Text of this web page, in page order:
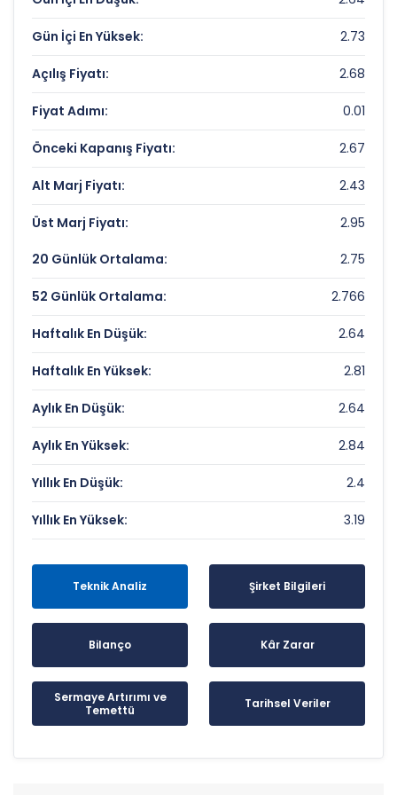
Piyasa Değeri/Defter Değeri (PD/DD):
0.27
AKFEN GMYO Rekorlar ve Önemli
Seviyeler
Bugün Gördüğü En Yüksek Fiyat:
2.73 TL
Son 1 Yılın Zirvesi:
3.19 TL
Son 1 Yılın Dibi:
2.4 TL
Gün İçi En Yüksek: 2.73
Açılış Fiyatı: 2.68
Fiyat Adımı: 0.01
Önceki Kapanış Fiyatı: 2.67
Alt Marj Fiyatı: 2.43
Üst Marj Fiyatı: 2.95
20 Günlük Ortalama: 2.75
52 Günlük Ortalama: 2.766
Haftalık En Düşük: 2.64
Haftalık En Yüksek: 2.81
Aylık En Düşük: 2.64
Aylık En Yüksek: 2.84
Yıllık En Düşük: 2.4
Yıllık En Yüksek: 3.19
Teknik Analiz Şirket Bilgileri
Bilanço Kâr Zarar
Sermaye Artırımı ve
Temettü
Tarihsel Veriler